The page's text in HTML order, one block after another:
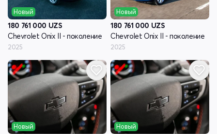
Новый
180 761 000 UZS
Chevrolet Onix II - поколение
2025
Новый
180 761 000 UZS
Chevrolet Onix II - поколение
2025
Новый Новый